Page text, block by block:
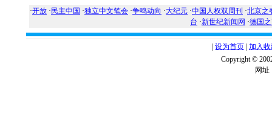
·开放 · 民主中国 ·独立中文笔会 ·争鸣动向 ·大纪元 ·中国人权双周刊 ·北京之
台 ·新世纪新闻网 ·德国
设为首页 加入
Copyright ©
网址